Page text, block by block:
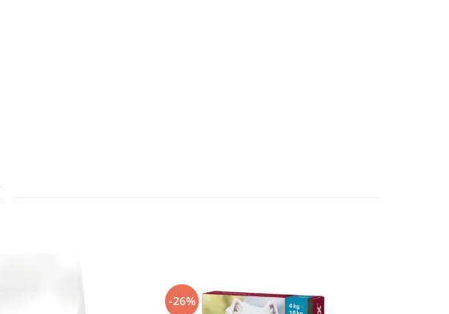
-26%